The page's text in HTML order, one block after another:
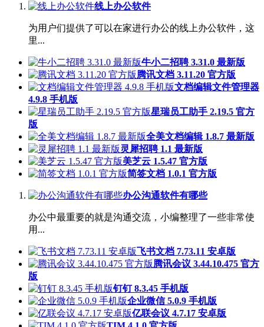
线上办公软件
为用户们提供了可以在家进行办公的线上办公软件，这
里...
牛小二招聘 3.31.0 最新版
腾讯文档 3.11.20 官方版
文档编辑文件管理器
4.9.8 手机版
星瑞员工助手 2.19.5 官方
版
全美文档编辑 1.8.7 最新版
灵犀招聘 1.1 最新版
美芝云 1.5.47 官方版
简签文档 1.0.1 官方版
办公沟通软件有哪些
办公中最重要的就是沟通交流，小编整理了一些非常使
用...
飞书文档 7.73.11 安卓版
腾讯会议 3.44.10.475 官方
版
钉钉 8.3.45 手机版
企业微信 5.0.9 手机版
亿联会议 4.7.17 安卓版